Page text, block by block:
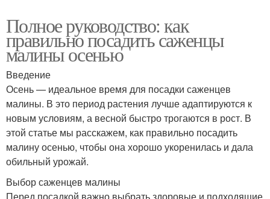
Полное руководство: как
правильно посадить саженцы
малины осенью
Введение
Осень — идеальное время для посадки саженцев
малины. В это период растения лучше адаптируются к
новым условиям, а весной быстро трогаются в рост. В
этой статье мы расскажем, как правильно посадить
малину осенью, чтобы она хорошо укоренилась и дала
обильный урожай.
Выбор саженцев малины